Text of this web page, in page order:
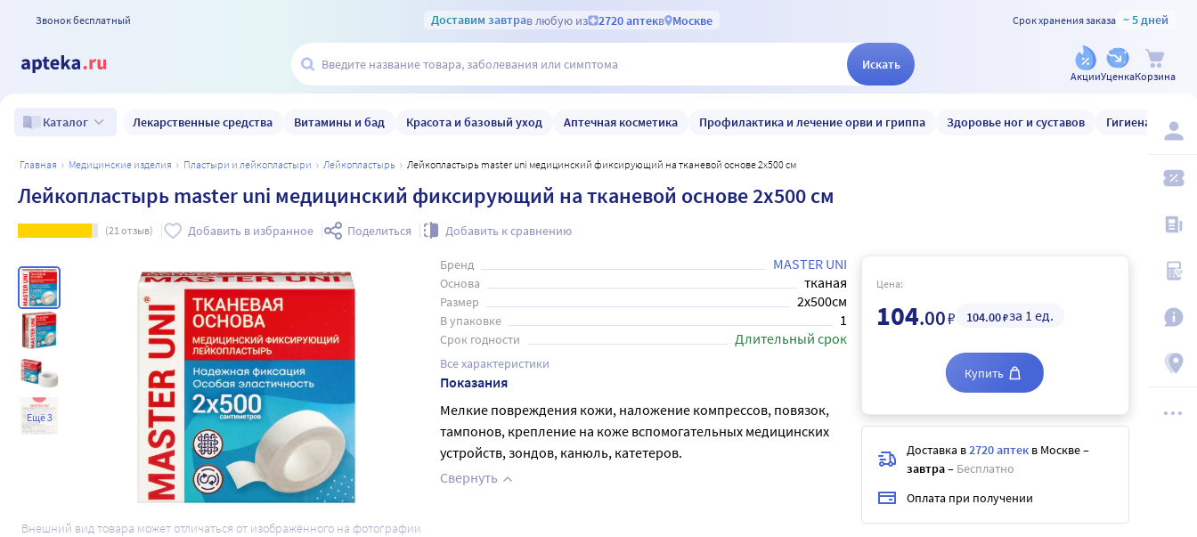
Звонок бесплатный Доставим завтрав любую из 2720 аптекв Москве Срок хранения заказа ~ 5 дней
Искать
АкцииУценкаКорзина
Каталог Лекарственные средства Витамины и бад Красота и базовый уход Аптечная косметика Профилактика и лечение орви и гриппа Здоровье ног и суставов Гигиена и уход
главная медицинские изделия пластыри и лейкопластыри лейкопластырь Лейкопластырь master uni медицинский фиксирующий на тканевой основе 2x500 см
Лейкопластырь master uni медицинский фиксирующий на тканевой основе 2x500 см
(21отзыв) Добавить в избранное Поделиться Добавить к сравнению
Ещё 3
Внешний вид товара может отличаться от изображённого на фотографии
Бренд MASTER UNI
Основа тканая
Размер 2x500см
В упаковке 1
Срок годности Длительный срок
Все характеристики
Показания
Мелкие повреждения кожи, наложение компрессов, повязок,
тампонов, крепление на коже вспомогательных медицинских
устройств, зондов, канюль, катетеров.
Свернуть
Цена:
104.00₽ 104.00₽за 1 ед.
Купить
Доставка в2720 аптек в Москве–
завтра– Бесплатно
Оплата при получении